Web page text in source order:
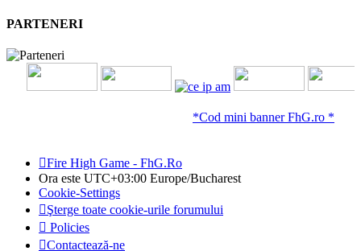
PARTENERI
*Cod mini banner FhG.ro *
Fire High Game - FhG.Ro
Ora este UTC+03:00 Europe/Bucharest
Cookie-Settings
Şterge toate cookie-urile forumului
Policies
Contactează-ne